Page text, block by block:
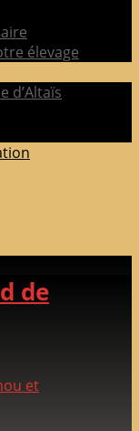
élevage
d’Altaïs
de